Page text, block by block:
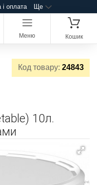
і оплата Ще
Меню Кошик
Код товару: 24843
10л.